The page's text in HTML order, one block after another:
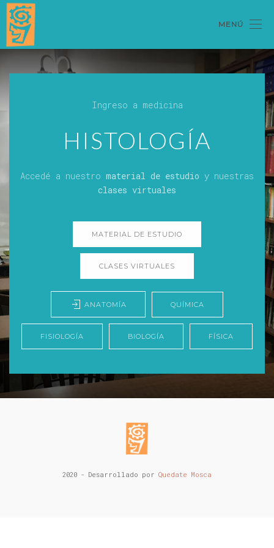
MENÚ
Ingreso a medicina
HISTOLOGÍA
Accedé a nuestro material de estudio y nuestras
clases virtuales
MATERIAL DE ESTUDIO
CLASES VIRTUALES
ANATOMÍA QUÍMICA
FISIOLOGÍA BIOLOGÍA FÍSICA
2020 - Desarrollado por Quedate Mosca